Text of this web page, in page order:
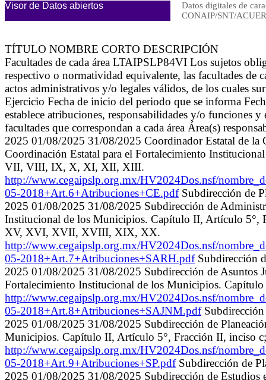
Visor de Datos abiertos
Datos digitales de
CONAIP/SNT/
TÍTULO NOMBRE CORTO DESCRIPCIÓN
Facultades de cada área LTAIPSLP84VI Los sujetos
respectivo o normatividad equivalente, las facultades de
actos administrativos y/o legales válidos, de los cuales
Ejercicio Fecha de inicio del periodo que se informa
establece atribuciones, responsabilidades y/o funciones
facultades que correspondan a cada área Área(s)
2025 01/08/2025 31/08/2025 Coordinador Estatal de
Coordinación Estatal para el Fortalecimiento
VII, VIII, IX, X, XI, XII, XIII.
http://www.cegaipslp.org.mx/HV2024Dos.nsf/
05-2018+Art.6+Atribuciones+CE.pdfSubdirección de
2025 01/08/2025 31/08/2025 Subdirección de
Institucional de los Municipios. Capítulo II, Artículo
XV, XVI, XVII, XVIII, XIX, XX.
http://www.cegaipslp.org.mx/HV2024Dos.nsf/
05-2018+Art.7+Atribuciones+SARH.pdfSubdirección
2025 01/08/2025 31/08/2025 Subdirección de Asuntos
Fortalecimiento Institucional de los Municipios.
http://www.cegaipslp.org.mx/HV2024Dos.nsf/
05-2018+Art.8+Atribuciones+SAJNM.pdfSubdirección
2025 01/08/2025 31/08/2025 Subdirección de
Municipios. Capítulo II, Artículo 5°, Fracción II,
http://www.cegaipslp.org.mx/HV2024Dos.nsf/
05-2018+Art.9+Atribuciones+SP.pdfSubdirección de
2025 01/08/2025 31/08/2025 Subdirección de Estudios